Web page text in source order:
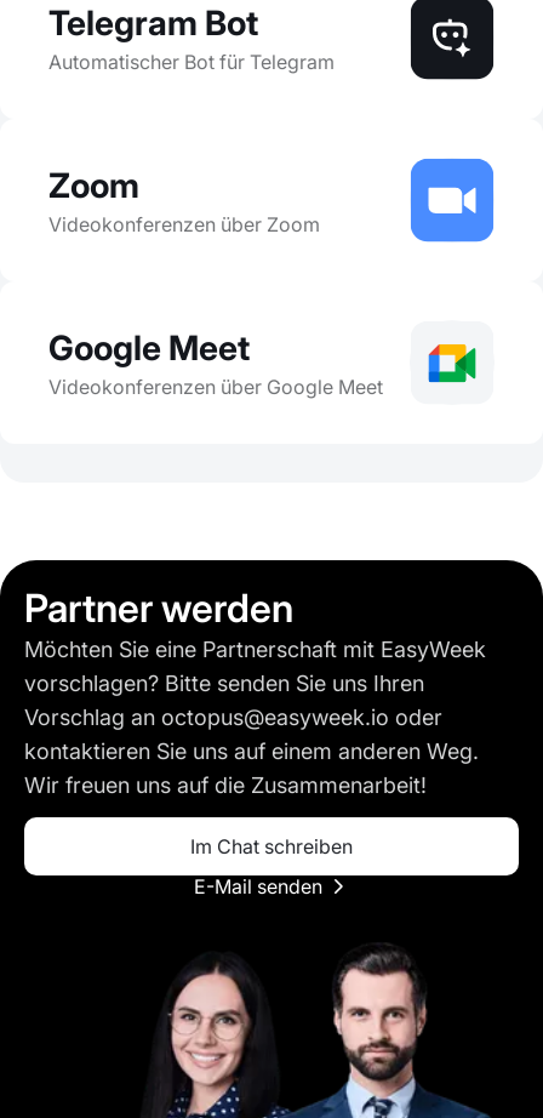
Telegram Bot
Automatischer Bot für Telegram
Zoom
Videokonferenzen über Zoom
Google Meet
Videokonferenzen über Google Meet
Partner werden
Möchten Sie eine Partnerschaft mit EasyWeek
vorschlagen? Bitte senden Sie uns Ihren
Vorschlag an octopus@easyweek.io oder
kontaktieren Sie uns auf einem anderen Weg.
Wir freuen uns auf die Zusammenarbeit!
Im Chat schreiben
E-Mail senden